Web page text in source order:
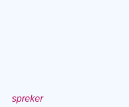
spreker